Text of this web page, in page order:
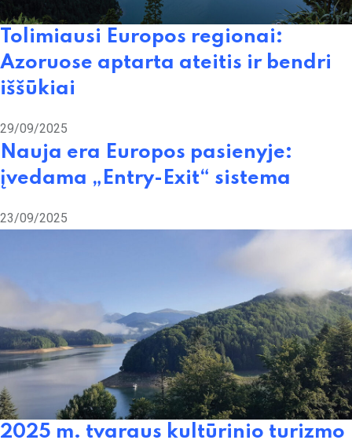
Tolimiausi Europos regionai:
Azoruose aptarta ateitis ir bendri
iššūkiai
29/09/2025
Nauja era Europos pasienyje:
įvedama „Entry-Exit“ sistema
23/09/2025
2025 m. tvaraus kultūrinio turizmo